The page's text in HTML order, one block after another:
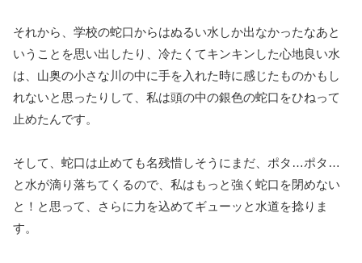
それから、学校の蛇口からはぬるい水しか出なかったなあと
いうことを思い出したり、冷たくてキンキンした心地良い水
は、山奥の小さな川の中に手を入れた時に感じたものかもし
れないと思ったりして、私は頭の中の銀色の蛇口をひねって
止めたんです。
そして、蛇口は止めても名残惜しそうにまだ、ポタ…ポタ…
と水が滴り落ちてくるので、私はもっと強く蛇口を閉めない
と！と思って、さらに力を込めてギューッと水道を捻りま
す。